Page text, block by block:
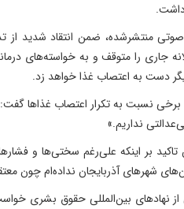
منتشرشده، ضمن انتقاد شدید از
جاری را متوقف و به خواسته‌های
دست به اعتصاب غذا خواهد زد.
برخی نسبت به تکرار اعتصاب غذاها
نداریم.»
بر اینکه علی‌رغم سختی‌ها و
شهرهای آذربایجان نداده‌ام چون
نهادهای بین‌المللی حقوق بشری